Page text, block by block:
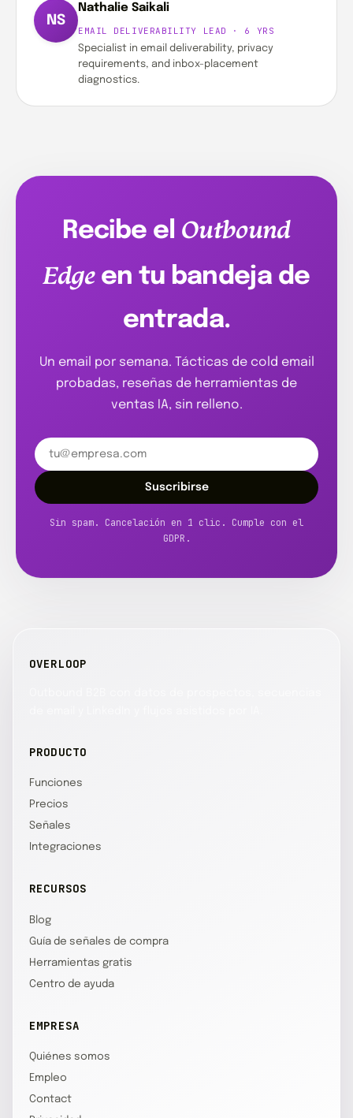
NS
Nathalie Saikali
EMAIL DELIVERABILITY LEAD · 6 YRS
Specialist in email deliverability, privacy
requirements, and inbox-placement
diagnostics.
Recibe el Outbound
Edgeen tu bandeja de
entrada.
Un email por semana. Tácticas de cold email
probadas, reseñas de herramientas de
ventas IA, sin relleno.
Suscribirse
Sin spam. Cancelación en 1 clic. Cumple con el
GDPR.
OVERLOOP
PRODUCTO
Funciones
Precios
Señales
Integraciones
RECURSOS
Blog
Guía de señales de compra
Herramientas gratis
Centro de ayuda
EMPRESA
Quiénes somos
Empleo
Contact